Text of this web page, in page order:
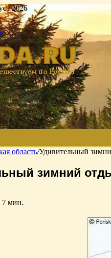
2026
область/Удивительный
зимний
7 мин.